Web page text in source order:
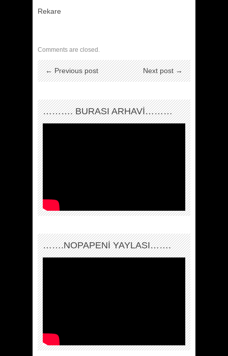
Rekare
Comments are closed.
← Previous post Next post →
………. BURASI ARHAVİ………
…….NOPAPENİ YAYLASI…….